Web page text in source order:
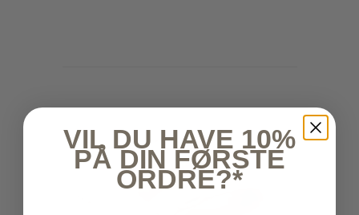
VIL DU HAVE 10%
PÅ DIN FØRSTE
ORDRE?*